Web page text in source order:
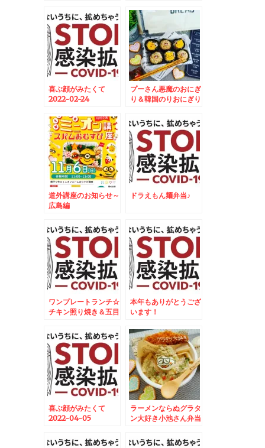
喜ぶ顔がみたくて
2022-02-24
プーさん悪魔のおにぎ
り＆韓国のりおにぎり
☆美唄＆かばと製麺所
道外講座のお知らせ～
広島編
ドラえもん麺弁当♪
ワンプレートランチ☆
チキン照り焼き＆五目
ート☆
本年もありがとうござ
います！
喜ぶ顔がみたくて
2022-04-05
ラーメンならぬグラタ
ン大好き小池さん弁当